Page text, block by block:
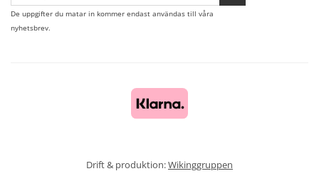
De uppgifter du matar in kommer endast användas till våra
nyhetsbrev.
Drift & produktion:Wikinggruppen